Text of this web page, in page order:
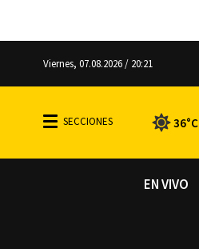
Viernes, 07.08.2026 / 20:21
36°C
EN VIVO